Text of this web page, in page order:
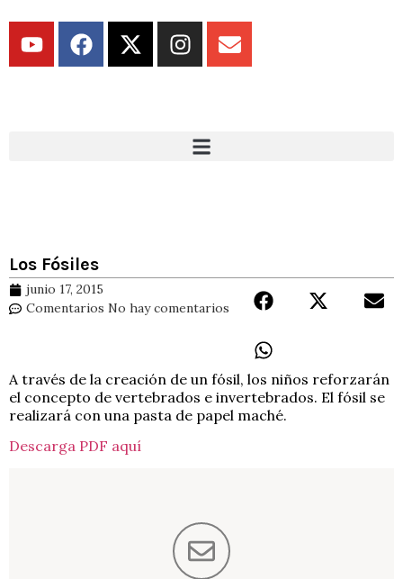
Los Fósiles
junio 17, 2015
Comentarios No hay comentarios
A través de la creación de un fósil, los niños reforzarán
el concepto de vertebrados e invertebrados. El fósil se
realizará con una pasta de papel maché.
Descarga PDF aquí